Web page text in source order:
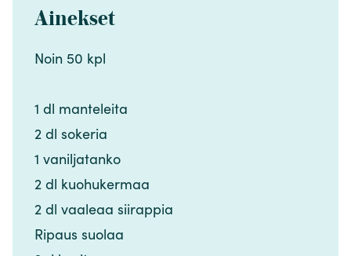
Ainekset
Noin 50 kpl​​​​‌ ‍ ​‍​‍‌‍ ‌ ​‍‌‍‍‌‌‍‌ ‌‍‍‌‌‍ ‍​‍​‍​ ‍‍​‍​‍‌ ​ ‌‍​‌‌‍ ‍‌‍‍‌‌ ‌​‌ ‍‌​‍ ‍‌‍‍‌‌‍ ​‍​‍​‍ ​​‍​‍‌‍‍​‌ ​‍‌‍‌‌‌‍‌‍​‍​‍​ ‍‍​‍​‍‌‍‍​‌ ‌​‌ ‌​‌ ​​‌ ​ ​ ‍‍​‍ ​‍ ‌‍​ ‌‍ ‌‌ ​ ​‍ ‍‌‍​ ‌‍‌‌‌ ​‍‌ ‌‍‌‍‌‌‌ ​‍‌‍​‌​‍ ‍‌ ​ ‌‍‌‌​‍ ‌ ​​‌ ​‍‌‍ ‌‍‌​‌ ‌‌‌‍​ ‌ ‌​‌‍‍‌‌‍ ‌‍ ‍​‍ ‌‍‍‌‌‍ ‍‌ ‌​‌‍‌‌‌‍ ‍‌ ‌​​‍ ‌‍‌‌‌‍‌​‌‍‍‌‌ ‌​​‍ ‌‍ ‌‌‍ ‌‍‌​‌‍‌‌​ ‌‌ ​​‌ ​‍‌‍‌‌‌ ​ ‌‍‌‌‌‍ ‍‌ ‌​‌‍​‌‌ ‌​‌‍‍‌‌‍ ‌‍ ‍​ ‍ ‌‍‍‌‌‍‌​​ ‌‌‍‌‍​ ‌​​ ‍‌​ ‍‌​ ​ ‌‍‌​​ ‌ ‌‍‌‍​‍ ‌‌‍​‌​ ‌‌‌‍‌‌‌‍‌‍​‍ ‌​ ‌​​ ​​‌‍‌‍​ ‍​​‍ ‌​ ‍‌​ ‌‍​ ‍‌​ ‌‍​‍ ‌‌‍​‌‌‍​ ‌‍‌‌​ ‌​​ ‍‌​ ​ ​ ‌‌‌‍​ ​ ‌ ​ ​​​ ‌ ‌‍‌‍​ ‍ ‌ ‌​‌ ‍‌‌ ​​‌‍‌‌​ ‌‌ ​​‌‍​‌‌‍‌ ‌‍‌‌​ ‍ ‌ ​​‌‍​‌‌ ‌​‌‍‍​​ ‌‌‍​‍‌‍ ​‌‍ ‌‍​ ‌‍‍ ‌ ​ ​‍‌‌​ ‌‌‌​​‍‌‌ ‌‍‍ ‌‍‌‌‌ ‍‌​‍‌‌​ ​ ‌​‌​​‍‌‌​ ​ ‌​‌​​‍‌‌​ ​‍​ ​‍​ ‍‌‌‍​ ​ ​ ‌‍‌‍‌‍​‌​ ​‌‌‍‌‍​ ‌ ‌‍​‍‌‍​ ​ ​​​ ‍‌​‍‌‌​ ​‍​ ​‍​‍‌‌​ ‌‌‌​‌​​‍ ‍‌‍​ ‌‍ ‌‍ ​‌ ‌‌‌‍ ‌‌‍ ‍‌ ​ ​‍‌‌​ ‌‌‌​​‍‌‌ ‌‍‍ ‌‍‌‌‌ ‍‌​‍‌‌​ ​ ‌​‌​​‍‌‌​ ​ ‌​‌​​‍‌‌​ ​‍​ ​‍‌‍​‍​ ​‌​ ​​​ ‌‍​ ‍‌‌‍‌‍​ ‍​​ ‌ ​ ‌ ​ ​‌​ ​ ‌‍​‌​‍‌‌​ ​‍​ ​‍​‍‌‌​ ‌‌‌​‌​​‍ ‍‌‍‍‌‌ ‌​‌‍‌‌‌‍ ‌‌ ​ ​‍‌‌​ ‌‌‌​​‍​ ​​​‍‌‌​ ‌‌‌​‌​​ ‌‍​‍‌‍​‌‌ ​ ‌‍‌‌‌‌‌‌‌ ​‍‌‍ ​​ ‌‌‍‍​‌ ‌​‌ ‌​‌ ​​‌ ​ ​‍‌‌​ ​ ‌​​‌​‍‌‌​ ​‍‌​‌‍​‍‌‌​ ​‍‌​‌‍‌‍​ ‌‍ ‌‌ ​ ​‍ ‍‌‍​ ‌‍‌‌‌ ​‍‌ ‌‍‌‍‌‌‌ ​‍‌‍​‌​‍ ‍‌ ​ ‌‍‌‌​‍‌‍‌‍‍‌‌‍‌​​ ‌‌‍‌‍​ ‌​​ ‍‌​ ‍‌​ ​ ‌‍‌​​ ‌ ‌‍‌‍​‍ ‌‌‍​‌​ ‌‌‌‍‌‌‌‍‌‍​‍ ‌​ ‌​​ ​​‌‍‌‍​ ‍​​‍ ‌​ ‍‌​ ‌‍​ ‍‌​ ‌‍​‍ ‌‌‍​‌‌‍​ ‌‍‌‌​ ‌​​ ‍‌​ ​ ​ ‌‌‌‍​ ​ ‌ ​ ​​​ ‌ ‌‍‌‍​‍‌‍‌ ‌​‌ ‍‌‌ ​​‌‍‌‌​ ‌‌ ​​‌‍​‌‌‍‌ ‌‍‌‌​‍‌‍‌ ​​‌‍​‌‌ ‌​‌‍‍​​ ‌‌‍​‍‌‍ ​‌‍ ‌‍​ ‌‍‍ ‌ ​ ​‍‌‌​ ‌‌‌​​‍‌‌ ‌‍‍ ‌‍‌‌‌ ‍‌​‍‌‌​ ​ ‌​‌​​‍‌‌​ ​ ‌​‌​​‍‌‌​ ​‍​ ​‍​ ‍‌‌‍​ ​ ​ ‌‍‌‍‌‍​‌​ ​‌‌‍‌‍​ ‌ ‌‍​‍‌‍​ ​ ​​​ ‍‌​‍‌‌​ ​‍​ ​‍​‍‌‌​ ‌‌‌​‌​​‍ ‍‌‍​ ‌‍ ‌‍ ​‌ ‌‌‌‍ ‌‌‍ ‍‌ ​ ​‍‌‌​ ‌‌‌​​‍‌‌ ‌‍‍ ‌‍‌‌‌ ‍‌​‍‌‌​ ​ ‌​‌​​‍‌‌​ ​ ‌​‌​​‍‌‌​ ​‍​ ​‍‌‍​‍​ ​‌​ ​​​ ‌‍​ ‍‌‌‍‌‍​ ‍​​ ‌ ​ ‌ ​ ​‌​ ​ ‌‍​‌​‍‌‌​ ​‍​ ​‍​‍‌‌​ ‌‌‌​‌​​‍ ‍‌‍‍‌‌ ‌​‌‍‌‌‌‍ ‌‌ ​ ​‍‌‌​ ‌‌‌​​‍​ ​​​‍‌‌​ ‌‌‌​‌​​‍‌‍‌ ‌ ‌‍ ‌ ​‍‌‍‍ ‌ ​ ‌ ​​‌‍​‌‌‍​ ‌‍‌‌​ ‌‌ ​​‌ ​‍‌‍ ‌‍‌​‌ ‌‌‌‍​ ‌ ‌​‌‍‍‌‌‍ ‌‍ ‍​‍‌‍‌ ​​‌‍‌‌‌ ​‍‌ ​ ‌ ​​‌‍‌‌‌‍​ ‌ ‌​‌‍‍‌‌ ‌‍‌‍‌‌​ ‌‌ ​​‌ ‌‌‌‍​‍‌‍ ​‌‍‍‌‌ ​ ‌‍‍​‌‍‌‌‌‍‌​​‍​‍‌ ‌
1 dl manteleita​​​​‌ ‍ ​‍​‍‌‍ ‌ ​‍‌‍‍‌‌‍‌ ‌‍‍‌‌‍ ‍​‍​‍​ ‍‍​‍​‍‌ ​ ‌‍​‌‌‍ ‍‌‍‍‌‌ ‌​‌ ‍‌​‍ ‍‌‍‍‌‌‍ ​‍​‍​‍ ​​‍​‍‌‍‍​‌ ​‍‌‍‌‌‌‍‌‍​‍​‍​ ‍‍​‍​‍‌‍‍​‌ ‌​‌ ‌​‌ ​​‌ ​ ​ ‍‍​‍ ​‍ ‌‍​ ‌‍ ‌‌ ​ ​‍ ‍‌‍​ ‌‍‌‌‌ ​‍‌ ‌‍‌‍‌‌‌ ​‍‌‍​‌​‍ ‍‌ ​ ‌‍‌‌​‍ ‌ ​​‌ ​‍‌‍ ‌‍‌​‌ ‌‌‌‍​ ‌ ‌​‌‍‍‌‌‍ ‌‍ ‍​‍ ‌‍‍‌‌‍ ‍‌ ‌​‌‍‌‌‌‍ ‍‌ ‌​​‍ ‌‍‌‌‌‍‌​‌‍‍‌‌ ‌​​‍ ‌‍ ‌‌‍ ‌‍‌​‌‍‌‌​ ‌‌ ​​‌ ​‍‌‍‌‌‌ ​ ‌‍‌‌‌‍ ‍‌ ‌​‌‍​‌‌ ‌​‌‍‍‌‌‍ ‌‍ ‍​ ‍ ‌‍‍‌‌‍‌​​ ‌‌‍‌‍​ ‌​​ ‍‌​ ‍‌​ ​ ‌‍‌​​ ‌ ‌‍‌‍​‍ ‌‌‍​‌​ ‌‌‌‍‌‌‌‍‌‍​‍ ‌​ ‌​​ ​​‌‍‌‍​ ‍​​‍ ‌​ ‍‌​ ‌‍​ ‍‌​ ‌‍​‍ ‌‌‍​‌‌‍​ ‌‍‌‌​ ‌​​ ‍‌​ ​ ​ ‌‌‌‍​ ​ ‌ ​ ​​​ ‌ ‌‍‌‍​ ‍ ‌ ‌​‌ ‍‌‌ ​​‌‍‌‌​ ‌‌ ​​‌‍​‌‌‍‌ ‌‍‌‌​ ‍ ‌ ​​‌‍​‌‌ ‌​‌‍‍​​ ‌‌‍​‍‌‍ ​‌‍ ‌‍​ ‌‍‍ ‌ ​ ​‍‌‌​ ‌‌‌​​‍‌‌ ‌‍‍ ‌‍‌‌‌ ‍‌​‍‌‌​ ​ ‌​‌​​‍‌‌​ ​ ‌​‌​​‍‌‌​ ​‍​ ​‍​ ‍‌‌‍​ ​ ​ ‌‍‌‍‌‍​‌​ ​‌‌‍‌‍​ ‌ ‌‍​‍‌‍​ ​ ​​​ ‍‌​‍‌‌​ ​‍​ ​‍​‍‌‌​ ‌‌‌​‌​​‍ ‍‌‍​ ‌‍ ‌‍ ​‌ ‌‌‌‍ ‌‌‍ ‍‌ ​ ​‍‌‌​ ‌‌‌​​‍‌‌ ‌‍‍ ‌‍‌‌‌ ‍‌​‍‌‌​ ​ ‌​‌​​‍‌‌​ ​ ‌​‌​​‍‌‌​ ​‍​ ​‍‌‍​‍​ ​‌​ ​​​ ‌‍​ ‍‌‌‍‌‍​ ‍​​ ‌ ​ ‌ ​ ​‌​ ​ ‌‍​‌​‍‌‌​ ​‍​ ​‍​‍‌‌​ ‌‌‌​‌​​‍ ‍‌‍‍‌‌ ‌​‌‍‌‌‌‍ ‌‌ ​ ​‍‌‌​ ‌‌‌​​‍​ ​‍​‍‌‌​ ‌‌‌​‌​​ ‌‍​‍‌‍​‌‌ ​ ‌‍‌‌‌‌‌‌‌ ​‍‌‍ ​​ ‌‌‍‍​‌ ‌​‌ ‌​‌ ​​‌ ​ ​‍‌‌​ ​ ‌​​‌​‍‌‌​ ​‍‌​‌‍​‍‌‌​ ​‍‌​‌‍‌‍​ ‌‍ ‌‌ ​ ​‍ ‍‌‍​ ‌‍‌‌‌ ​‍‌ ‌‍‌‍‌‌‌ ​‍‌‍​‌​‍ ‍‌ ​ ‌‍‌‌​‍‌‍‌‍‍‌‌‍‌​​ ‌‌‍‌‍​ ‌​​ ‍‌​ ‍‌​ ​ ‌‍‌​​ ‌ ‌‍‌‍​‍ ‌‌‍​‌​ ‌‌‌‍‌‌‌‍‌‍​‍ ‌​ ‌​​ ​​‌‍‌‍​ ‍​​‍ ‌​ ‍‌​ ‌‍​ ‍‌​ ‌‍​‍ ‌‌‍​‌‌‍​ ‌‍‌‌​ ‌​​ ‍‌​ ​ ​ ‌‌‌‍​ ​ ‌ ​ ​​​ ‌ ‌‍‌‍​‍‌‍‌ ‌​‌ ‍‌‌ ​​‌‍‌‌​ ‌‌ ​​‌‍​‌‌‍‌ ‌‍‌‌​‍‌‍‌ ​​‌‍​‌‌ ‌​‌‍‍​​ ‌‌‍​‍‌‍ ​‌‍ ‌‍​ ‌‍‍ ‌ ​ ​‍‌‌​ ‌‌‌​​‍‌‌ ‌‍‍ ‌‍‌‌‌ ‍‌​‍‌‌​ ​ ‌​‌​​‍‌‌​ ​ ‌​‌​​‍‌‌​ ​‍​ ​‍​ ‍‌‌‍​ ​ ​ ‌‍‌‍‌‍​‌​ ​‌‌‍‌‍​ ‌ ‌‍​‍‌‍​ ​ ​​​ ‍‌​‍‌‌​ ​‍​ ​‍​‍‌‌​ ‌‌‌​‌​​‍ ‍‌‍​ ‌‍ ‌‍ ​‌ ‌‌‌‍ ‌‌‍ ‍‌ ​ ​‍‌‌​ ‌‌‌​​‍‌‌ ‌‍‍ ‌‍‌‌‌ ‍‌​‍‌‌​ ​ ‌​‌​​‍‌‌​ ​ ‌​‌​​‍‌‌​ ​‍​ ​‍‌‍​‍​ ​‌​ ​​​ ‌‍​ ‍‌‌‍‌‍​ ‍​​ ‌ ​ ‌ ​ ​‌​ ​ ‌‍​‌​‍‌‌​ ​‍​ ​‍​‍‌‌​ ‌‌‌​‌​​‍ ‍‌‍‍‌‌ ‌​‌‍‌‌‌‍ ‌‌ ​ ​‍‌‌​ ‌‌‌​​‍​ ​‍​‍‌‌​ ‌‌‌​‌​​‍‌‍‌ ‌ ‌‍ ‌ ​‍‌‍‍ ‌ ​ ‌ ​​‌‍​‌‌‍​ ‌‍‌‌​ ‌‌ ​​‌ ​‍‌‍ ‌‍‌​‌ ‌‌‌‍​ ‌ ‌​‌‍‍‌‌‍ ‌‍ ‍​‍‌‍‌ ​​‌‍‌‌‌ ​‍‌ ​ ‌ ​​‌‍‌‌‌‍​ ‌ ‌​‌‍‍‌‌ ‌‍‌‍‌‌​ ‌‌ ​​‌ ‌‌‌‍​‍‌‍ ​‌‍‍‌‌ ​ ‌‍‍​‌‍‌‌‌‍‌​​‍​‍‌ ‌
2 dl sokeria​​​​‌ ‍ ​‍​‍‌‍ ‌ ​‍‌‍‍‌‌‍‌ ‌‍‍‌‌‍ ‍​‍​‍​ ‍‍​‍​‍‌ ​ ‌‍​‌‌‍ ‍‌‍‍‌‌ ‌​‌ ‍‌​‍ ‍‌‍‍‌‌‍ ​‍​‍​‍ ​​‍​‍‌‍‍​‌ ​‍‌‍‌‌‌‍‌‍​‍​‍​ ‍‍​‍​‍‌‍‍​‌ ‌​‌ ‌​‌ ​​‌ ​ ​ ‍‍​‍ ​‍ ‌‍​ ‌‍ ‌‌ ​ ​‍ ‍‌‍​ ‌‍‌‌‌ ​‍‌ ‌‍‌‍‌‌‌ ​‍‌‍​‌​‍ ‍‌ ​ ‌‍‌‌​‍ ‌ ​​‌ ​‍‌‍ ‌‍‌​‌ ‌‌‌‍​ ‌ ‌​‌‍‍‌‌‍ ‌‍ ‍​‍ ‌‍‍‌‌‍ ‍‌ ‌​‌‍‌‌‌‍ ‍‌ ‌​​‍ ‌‍‌‌‌‍‌​‌‍‍‌‌ ‌​​‍ ‌‍ ‌‌‍ ‌‍‌​‌‍‌‌​ ‌‌ ​​‌ ​‍‌‍‌‌‌ ​ ‌‍‌‌‌‍ ‍‌ ‌​‌‍​‌‌ ‌​‌‍‍‌‌‍ ‌‍ ‍​ ‍ ‌‍‍‌‌‍‌​​ ‌‌‍‌‍​ ‌​​ ‍‌​ ‍‌​ ​ ‌‍‌​​ ‌ ‌‍‌‍​‍ ‌‌‍​‌​ ‌‌‌‍‌‌‌‍‌‍​‍ ‌​ ‌​​ ​​‌‍‌‍​ ‍​​‍ ‌​ ‍‌​ ‌‍​ ‍‌​ ‌‍​‍ ‌‌‍​‌‌‍​ ‌‍‌‌​ ‌​​ ‍‌​ ​ ​ ‌‌‌‍​ ​ ‌ ​ ​​​ ‌ ‌‍‌‍​ ‍ ‌ ‌​‌ ‍‌‌ ​​‌‍‌‌​ ‌‌ ​​‌‍​‌‌‍‌ ‌‍‌‌​ ‍ ‌ ​​‌‍​‌‌ ‌​‌‍‍​​ ‌‌‍​‍‌‍ ​‌‍ ‌‍​ ‌‍‍ ‌ ​ ​‍‌‌​ ‌‌‌​​‍‌‌ ‌‍‍ ‌‍‌‌‌ ‍‌​‍‌‌​ ​ ‌​‌​​‍‌‌​ ​ ‌​‌​​‍‌‌​ ​‍​ ​‍​ ‍‌‌‍​ ​ ​ ‌‍‌‍‌‍​‌​ ​‌‌‍‌‍​ ‌ ‌‍​‍‌‍​ ​ ​​​ ‍‌​‍‌‌​ ​‍​ ​‍​‍‌‌​ ‌‌‌​‌​​‍ ‍‌‍​ ‌‍ ‌‍ ​‌ ‌‌‌‍ ‌‌‍ ‍‌ ​ ​‍‌‌​ ‌‌‌​​‍‌‌ ‌‍‍ ‌‍‌‌‌ ‍‌​‍‌‌​ ​ ‌​‌​​‍‌‌​ ​ ‌​‌​​‍‌‌​ ​‍​ ​‍‌‍​‍​ ​‌​ ​​​ ‌‍​ ‍‌‌‍‌‍​ ‍​​ ‌ ​ ‌ ​ ​‌​ ​ ‌‍​‌​‍‌‌​ ​‍​ ​‍​‍‌‌​ ‌‌‌​‌​​‍ ‍‌‍‍‌‌ ‌​‌‍‌‌‌‍ ‌‌ ​ ​‍‌‌​ ‌‌‌​​‍​ ​ ​‍‌‌​ ‌‌‌​‌​​ ‌‍​‍‌‍​‌‌ ​ ‌‍‌‌‌‌‌‌‌ ​‍‌‍ ​​ ‌‌‍‍​‌ ‌​‌ ‌​‌ ​​‌ ​ ​‍‌‌​ ​ ‌​​‌​‍‌‌​ ​‍‌​‌‍​‍‌‌​ ​‍‌​‌‍‌‍​ ‌‍ ‌‌ ​ ​‍ ‍‌‍​ ‌‍‌‌‌ ​‍‌ ‌‍‌‍‌‌‌ ​‍‌‍​‌​‍ ‍‌ ​ ‌‍‌‌​‍‌‍‌‍‍‌‌‍‌​​ ‌‌‍‌‍​ ‌​​ ‍‌​ ‍‌​ ​ ‌‍‌​​ ‌ ‌‍‌‍​‍ ‌‌‍​‌​ ‌‌‌‍‌‌‌‍‌‍​‍ ‌​ ‌​​ ​​‌‍‌‍​ ‍​​‍ ‌​ ‍‌​ ‌‍​ ‍‌​ ‌‍​‍ ‌‌‍​‌‌‍​ ‌‍‌‌​ ‌​​ ‍‌​ ​ ​ ‌‌‌‍​ ​ ‌ ​ ​​​ ‌ ‌‍‌‍​‍‌‍‌ ‌​‌ ‍‌‌ ​​‌‍‌‌​ ‌‌ ​​‌‍​‌‌‍‌ ‌‍‌‌​‍‌‍‌ ​​‌‍​‌‌ ‌​‌‍‍​​ ‌‌‍​‍‌‍ ​‌‍ ‌‍​ ‌‍‍ ‌ ​ ​‍‌‌​ ‌‌‌​​‍‌‌ ‌‍‍ ‌‍‌‌‌ ‍‌​‍‌‌​ ​ ‌​‌​​‍‌‌​ ​ ‌​‌​​‍‌‌​ ​‍​ ​‍​ ‍‌‌‍​ ​ ​ ‌‍‌‍‌‍​‌​ ​‌‌‍‌‍​ ‌ ‌‍​‍‌‍​ ​ ​​​ ‍‌​‍‌‌​ ​‍​ ​‍​‍‌‌​ ‌‌‌​‌​​‍ ‍‌‍​ ‌‍ ‌‍ ​‌ ‌‌‌‍ ‌‌‍ ‍‌ ​ ​‍‌‌​ ‌‌‌​​‍‌‌ ‌‍‍ ‌‍‌‌‌ ‍‌​‍‌‌​ ​ ‌​‌​​‍‌‌​ ​ ‌​‌​​‍‌‌​ ​‍​ ​‍‌‍​‍​ ​‌​ ​​​ ‌‍​ ‍‌‌‍‌‍​ ‍​​ ‌ ​ ‌ ​ ​‌​ ​ ‌‍​‌​‍‌‌​ ​‍​ ​‍​‍‌‌​ ‌‌‌​‌​​‍ ‍‌‍‍‌‌ ‌​‌‍‌‌‌‍ ‌‌ ​ ​‍‌‌​ ‌‌‌​​‍​ ​ ​‍‌‌​ ‌‌‌​‌​​‍‌‍‌ ‌ ‌‍ ‌ ​‍‌‍‍ ‌ ​ ‌ ​​‌‍​‌‌‍​ ‌‍‌‌​ ‌‌ ​​‌ ​‍‌‍ ‌‍‌​‌ ‌‌‌‍​ ‌ ‌​‌‍‍‌‌‍ ‌‍ ‍​‍‌‍‌ ​​‌‍‌‌‌ ​‍‌ ​ ‌ ​​‌‍‌‌‌‍​ ‌ ‌​‌‍‍‌‌ ‌‍‌‍‌‌​ ‌‌ ​​‌ ‌‌‌‍​‍‌‍ ​‌‍‍‌‌ ​ ‌‍‍​‌‍‌‌‌‍‌​​‍​‍‌ ‌
1 vaniljatanko​​​​‌ ‍ ​‍​‍‌‍ ‌ ​‍‌‍‍‌‌‍‌ ‌‍‍‌‌‍ ‍​‍​‍​ ‍‍​‍​‍‌ ​ ‌‍​‌‌‍ ‍‌‍‍‌‌ ‌​‌ ‍‌​‍ ‍‌‍‍‌‌‍ ​‍​‍​‍ ​​‍​‍‌‍‍​‌ ​‍‌‍‌‌‌‍‌‍​‍​‍​ ‍‍​‍​‍‌‍‍​‌ ‌​‌ ‌​‌ ​​‌ ​ ​ ‍‍​‍ ​‍ ‌‍​ ‌‍ ‌‌ ​ ​‍ ‍‌‍​ ‌‍‌‌‌ ​‍‌ ‌‍‌‍‌‌‌ ​‍‌‍​‌​‍ ‍‌ ​ ‌‍‌‌​‍ ‌ ​​‌ ​‍‌‍ ‌‍‌​‌ ‌‌‌‍​ ‌ ‌​‌‍‍‌‌‍ ‌‍ ‍​‍ ‌‍‍‌‌‍ ‍‌ ‌​‌‍‌‌‌‍ ‍‌ ‌​​‍ ‌‍‌‌‌‍‌​‌‍‍‌‌ ‌​​‍ ‌‍ ‌‌‍ ‌‍‌​‌‍‌‌​ ‌‌ ​​‌ ​‍‌‍‌‌‌ ​ ‌‍‌‌‌‍ ‍‌ ‌​‌‍​‌‌ ‌​‌‍‍‌‌‍ ‌‍ ‍​ ‍ ‌‍‍‌‌‍‌​​ ‌‌‍‌‍​ ‌​​ ‍‌​ ‍‌​ ​ ‌‍‌​​ ‌ ‌‍‌‍​‍ ‌‌‍​‌​ ‌‌‌‍‌‌‌‍‌‍​‍ ‌​ ‌​​ ​​‌‍‌‍​ ‍​​‍ ‌​ ‍‌​ ‌‍​ ‍‌​ ‌‍​‍ ‌‌‍​‌‌‍​ ‌‍‌‌​ ‌​​ ‍‌​ ​ ​ ‌‌‌‍​ ​ ‌ ​ ​​​ ‌ ‌‍‌‍​ ‍ ‌ ‌​‌ ‍‌‌ ​​‌‍‌‌​ ‌‌ ​​‌‍​‌‌‍‌ ‌‍‌‌​ ‍ ‌ ​​‌‍​‌‌ ‌​‌‍‍​​ ‌‌‍​‍‌‍ ​‌‍ ‌‍​ ‌‍‍ ‌ ​ ​‍‌‌​ ‌‌‌​​‍‌‌ ‌‍‍ ‌‍‌‌‌ ‍‌​‍‌‌​ ​ ‌​‌​​‍‌‌​ ​ ‌​‌​​‍‌‌​ ​‍​ ​‍​ ‍‌‌‍​ ​ ​ ‌‍‌‍‌‍​‌​ ​‌‌‍‌‍​ ‌ ‌‍​‍‌‍​ ​ ​​​ ‍‌​‍‌‌​ ​‍​ ​‍​‍‌‌​ ‌‌‌​‌​​‍ ‍‌‍​ ‌‍ ‌‍ ​‌ ‌‌‌‍ ‌‌‍ ‍‌ ​ ​‍‌‌​ ‌‌‌​​‍‌‌ ‌‍‍ ‌‍‌‌‌ ‍‌​‍‌‌​ ​ ‌​‌​​‍‌‌​ ​ ‌​‌​​‍‌‌​ ​‍​ ​‍‌‍​‍​ ​‌​ ​​​ ‌‍​ ‍‌‌‍‌‍​ ‍​​ ‌ ​ ‌ ​ ​‌​ ​ ‌‍​‌​‍‌‌​ ​‍​ ​‍​‍‌‌​ ‌‌‌​‌​​‍ ‍‌‍‍‌‌ ‌​‌‍‌‌‌‍ ‌‌ ​ ​‍‌‌​ ‌‌‌​​‍​ ‌​​‍‌‌​ ‌‌‌​‌​​ ‌‍​‍‌‍​‌‌ ​ ‌‍‌‌‌‌‌‌‌ ​‍‌‍ ​​ ‌‌‍‍​‌ ‌​‌ ‌​‌ ​​‌ ​ ​‍‌‌​ ​ ‌​​‌​‍‌‌​ ​‍‌​‌‍​‍‌‌​ ​‍‌​‌‍‌‍​ ‌‍ ‌‌ ​ ​‍ ‍‌‍​ ‌‍‌‌‌ ​‍‌ ‌‍‌‍‌‌‌ ​‍‌‍​‌​‍ ‍‌ ​ ‌‍‌‌​‍‌‍‌‍‍‌‌‍‌​​ ‌‌‍‌‍​ ‌​​ ‍‌​ ‍‌​ ​ ‌‍‌​​ ‌ ‌‍‌‍​‍ ‌‌‍​‌​ ‌‌‌‍‌‌‌‍‌‍​‍ ‌​ ‌​​ ​​‌‍‌‍​ ‍​​‍ ‌​ ‍‌​ ‌‍​ ‍‌​ ‌‍​‍ ‌‌‍​‌‌‍​ ‌‍‌‌​ ‌​​ ‍‌​ ​ ​ ‌‌‌‍​ ​ ‌ ​ ​​​ ‌ ‌‍‌‍​‍‌‍‌ ‌​‌ ‍‌‌ ​​‌‍‌‌​ ‌‌ ​​‌‍​‌‌‍‌ ‌‍‌‌​‍‌‍‌ ​​‌‍​‌‌ ‌​‌‍‍​​ ‌‌‍​‍‌‍ ​‌‍ ‌‍​ ‌‍‍ ‌ ​ ​‍‌‌​ ‌‌‌​​‍‌‌ ‌‍‍ ‌‍‌‌‌ ‍‌​‍‌‌​ ​ ‌​‌​​‍‌‌​ ​ ‌​‌​​‍‌‌​ ​‍​ ​‍​ ‍‌‌‍​ ​ ​ ‌‍‌‍‌‍​‌​ ​‌‌‍‌‍​ ‌ ‌‍​‍‌‍​ ​ ​​​ ‍‌​‍‌‌​ ​‍​ ​‍​‍‌‌​ ‌‌‌​‌​​‍ ‍‌‍​ ‌‍ ‌‍ ​‌ ‌‌‌‍ ‌‌‍ ‍‌ ​ ​‍‌‌​ ‌‌‌​​‍‌‌ ‌‍‍ ‌‍‌‌‌ ‍‌​‍‌‌​ ​ ‌​‌​​‍‌‌​ ​ ‌​‌​​‍‌‌​ ​‍​ ​‍‌‍​‍​ ​‌​ ​​​ ‌‍​ ‍‌‌‍‌‍​ ‍​​ ‌ ​ ‌ ​ ​‌​ ​ ‌‍​‌​‍‌‌​ ​‍​ ​‍​‍‌‌​ ‌‌‌​‌​​‍ ‍‌‍‍‌‌ ‌​‌‍‌‌‌‍ ‌‌ ​ ​‍‌‌​ ‌‌‌​​‍​ ‌​​‍‌‌​ ‌‌‌​‌​​‍‌‍‌ ‌ ‌‍ ‌ ​‍‌‍‍ ‌ ​ ‌ ​​‌‍​‌‌‍​ ‌‍‌‌​ ‌‌ ​​‌ ​‍‌‍ ‌‍‌​‌ ‌‌‌‍​ ‌ ‌​‌‍‍‌‌‍ ‌‍ ‍​‍‌‍‌ ​​‌‍‌‌‌ ​‍‌ ​ ‌ ​​‌‍‌‌‌‍​ ‌ ‌​‌‍‍‌‌ ‌‍‌‍‌‌​ ‌‌ ​​‌ ‌‌‌‍​‍‌‍ ​‌‍‍‌‌ ​ ‌‍‍​‌‍‌‌‌‍‌​​‍​‍‌ ‌
2 dl kuohukermaa​​​​‌ ‍ ​‍​‍‌‍ ‌ ​‍‌‍‍‌‌‍‌ ‌‍‍‌‌‍ ‍​‍​‍​ ‍‍​‍​‍‌ ​ ‌‍​‌‌‍ ‍‌‍‍‌‌ ‌​‌ ‍‌​‍ ‍‌‍‍‌‌‍ ​‍​‍​‍ ​​‍​‍‌‍‍​‌ ​‍‌‍‌‌‌‍‌‍​‍​‍​ ‍‍​‍​‍‌‍‍​‌ ‌​‌ ‌​‌ ​​‌ ​ ​ ‍‍​‍ ​‍ ‌‍​ ‌‍ ‌‌ ​ ​‍ ‍‌‍​ ‌‍‌‌‌ ​‍‌ ‌‍‌‍‌‌‌ ​‍‌‍​‌​‍ ‍‌ ​ ‌‍‌‌​‍ ‌ ​​‌ ​‍‌‍ ‌‍‌​‌ ‌‌‌‍​ ‌ ‌​‌‍‍‌‌‍ ‌‍ ‍​‍ ‌‍‍‌‌‍ ‍‌ ‌​‌‍‌‌‌‍ ‍‌ ‌​​‍ ‌‍‌‌‌‍‌​‌‍‍‌‌ ‌​​‍ ‌‍ ‌‌‍ ‌‍‌​‌‍‌‌​ ‌‌ ​​‌ ​‍‌‍‌‌‌ ​ ‌‍‌‌‌‍ ‍‌ ‌​‌‍​‌‌ ‌​‌‍‍‌‌‍ ‌‍ ‍​ ‍ ‌‍‍‌‌‍‌​​ ‌‌‍‌‍​ ‌​​ ‍‌​ ‍‌​ ​ ‌‍‌​​ ‌ ‌‍‌‍​‍ ‌‌‍​‌​ ‌‌‌‍‌‌‌‍‌‍​‍ ‌​ ‌​​ ​​‌‍‌‍​ ‍​​‍ ‌​ ‍‌​ ‌‍​ ‍‌​ ‌‍​‍ ‌‌‍​‌‌‍​ ‌‍‌‌​ ‌​​ ‍‌​ ​ ​ ‌‌‌‍​ ​ ‌ ​ ​​​ ‌ ‌‍‌‍​ ‍ ‌ ‌​‌ ‍‌‌ ​​‌‍‌‌​ ‌‌ ​​‌‍​‌‌‍‌ ‌‍‌‌​ ‍ ‌ ​​‌‍​‌‌ ‌​‌‍‍​​ ‌‌‍​‍‌‍ ​‌‍ ‌‍​ ‌‍‍ ‌ ​ ​‍‌‌​ ‌‌‌​​‍‌‌ ‌‍‍ ‌‍‌‌‌ ‍‌​‍‌‌​ ​ ‌​‌​​‍‌‌​ ​ ‌​‌​​‍‌‌​ ​‍​ ​‍​ ‍‌‌‍​ ​ ​ ‌‍‌‍‌‍​‌​ ​‌‌‍‌‍​ ‌ ‌‍​‍‌‍​ ​ ​​​ ‍‌​‍‌‌​ ​‍​ ​‍​‍‌‌​ ‌‌‌​‌​​‍ ‍‌‍​ ‌‍ ‌‍ ​‌ ‌‌‌‍ ‌‌‍ ‍‌ ​ ​‍‌‌​ ‌‌‌​​‍‌‌ ‌‍‍ ‌‍‌‌‌ ‍‌​‍‌‌​ ​ ‌​‌​​‍‌‌​ ​ ‌​‌​​‍‌‌​ ​‍​ ​‍‌‍​‍​ ​‌​ ​​​ ‌‍​ ‍‌‌‍‌‍​ ‍​​ ‌ ​ ‌ ​ ​‌​ ​ ‌‍​‌​‍‌‌​ ​‍​ ​‍​‍‌‌​ ‌‌‌​‌​​‍ ‍‌‍‍‌‌ ‌​‌‍‌‌‌‍ ‌‌ ​ ​‍‌‌​ ‌‌‌​​‍​ ‌‌​‍‌‌​ ‌‌‌​‌​​ ‌‍​‍‌‍​‌‌ ​ ‌‍‌‌‌‌‌‌‌ ​‍‌‍ ​​ ‌‌‍‍​‌ ‌​‌ ‌​‌ ​​‌ ​ ​‍‌‌​ ​ ‌​​‌​‍‌‌​ ​‍‌​‌‍​‍‌‌​ ​‍‌​‌‍‌‍​ ‌‍ ‌‌ ​ ​‍ ‍‌‍​ ‌‍‌‌‌ ​‍‌ ‌‍‌‍‌‌‌ ​‍‌‍​‌​‍ ‍‌ ​ ‌‍‌‌​‍‌‍‌‍‍‌‌‍‌​​ ‌‌‍‌‍​ ‌​​ ‍‌​ ‍‌​ ​ ‌‍‌​​ ‌ ‌‍‌‍​‍ ‌‌‍​‌​ ‌‌‌‍‌‌‌‍‌‍​‍ ‌​ ‌​​ ​​‌‍‌‍​ ‍​​‍ ‌​ ‍‌​ ‌‍​ ‍‌​ ‌‍​‍ ‌‌‍​‌‌‍​ ‌‍‌‌​ ‌​​ ‍‌​ ​ ​ ‌‌‌‍​ ​ ‌ ​ ​​​ ‌ ‌‍‌‍​‍‌‍‌ ‌​‌ ‍‌‌ ​​‌‍‌‌​ ‌‌ ​​‌‍​‌‌‍‌ ‌‍‌‌​‍‌‍‌ ​​‌‍​‌‌ ‌​‌‍‍​​ ‌‌‍​‍‌‍ ​‌‍ ‌‍​ ‌‍‍ ‌ ​ ​‍‌‌​ ‌‌‌​​‍‌‌ ‌‍‍ ‌‍‌‌‌ ‍‌​‍‌‌​ ​ ‌​‌​​‍‌‌​ ​ ‌​‌​​‍‌‌​ ​‍​ ​‍​ ‍‌‌‍​ ​ ​ ‌‍‌‍‌‍​‌​ ​‌‌‍‌‍​ ‌ ‌‍​‍‌‍​ ​ ​​​ ‍‌​‍‌‌​ ​‍​ ​‍​‍‌‌​ ‌‌‌​‌​​‍ ‍‌‍​ ‌‍ ‌‍ ​‌ ‌‌‌‍ ‌‌‍ ‍‌ ​ ​‍‌‌​ ‌‌‌​​‍‌‌ ‌‍‍ ‌‍‌‌‌ ‍‌​‍‌‌​ ​ ‌​‌​​‍‌‌​ ​ ‌​‌​​‍‌‌​ ​‍​ ​‍‌‍​‍​ ​‌​ ​​​ ‌‍​ ‍‌‌‍‌‍​ ‍​​ ‌ ​ ‌ ​ ​‌​ ​ ‌‍​‌​‍‌‌​ ​‍​ ​‍​‍‌‌​ ‌‌‌​‌​​‍ ‍‌‍‍‌‌ ‌​‌‍‌‌‌‍ ‌‌ ​ ​‍‌‌​ ‌‌‌​​‍​ ‌‌​‍‌‌​ ‌‌‌​‌​​‍‌‍‌ ‌ ‌‍ ‌ ​‍‌‍‍ ‌ ​ ‌ ​​‌‍​‌‌‍​ ‌‍‌‌​ ‌‌ ​​‌ ​‍‌‍ ‌‍‌​‌ ‌‌‌‍​ ‌ ‌​‌‍‍‌‌‍ ‌‍ ‍​‍‌‍‌ ​​‌‍‌‌‌ ​‍‌ ​ ‌ ​​‌‍‌‌‌‍​ ‌ ‌​‌‍‍‌‌ ‌‍‌‍‌‌​ ‌‌ ​​‌ ‌‌‌‍​‍‌‍ ​‌‍‍‌‌ ​ ‌‍‍​‌‍‌‌‌‍‌​​‍​‍‌ ‌
2 dl vaaleaa siirappia​​​​‌ ‍ ​‍​‍‌‍ ‌ ​‍‌‍‍‌‌‍‌ ‌‍‍‌‌‍ ‍​‍​‍​ ‍‍​‍​‍‌ ​ ‌‍​‌‌‍ ‍‌‍‍‌‌ ‌​‌ ‍‌​‍ ‍‌‍‍‌‌‍ ​‍​‍​‍ ​​‍​‍‌‍‍​‌ ​‍‌‍‌‌‌‍‌‍​‍​‍​ ‍‍​‍​‍‌‍‍​‌ ‌​‌ ‌​‌ ​​‌ ​ ​ ‍‍​‍ ​‍ ‌‍​ ‌‍ ‌‌ ​ ​‍ ‍‌‍​ ‌‍‌‌‌ ​‍‌ ‌‍‌‍‌‌‌ ​‍‌‍​‌​‍ ‍‌ ​ ‌‍‌‌​‍ ‌ ​​‌ ​‍‌‍ ‌‍‌​‌ ‌‌‌‍​ ‌ ‌​‌‍‍‌‌‍ ‌‍ ‍​‍ ‌‍‍‌‌‍ ‍‌ ‌​‌‍‌‌‌‍ ‍‌ ‌​​‍ ‌‍‌‌‌‍‌​‌‍‍‌‌ ‌​​‍ ‌‍ ‌‌‍ ‌‍‌​‌‍‌‌​ ‌‌ ​​‌ ​‍‌‍‌‌‌ ​ ‌‍‌‌‌‍ ‍‌ ‌​‌‍​‌‌ ‌​‌‍‍‌‌‍ ‌‍ ‍​ ‍ ‌‍‍‌‌‍‌​​ ‌‌‍‌‍​ ‌​​ ‍‌​ ‍‌​ ​ ‌‍‌​​ ‌ ‌‍‌‍​‍ ‌‌‍​‌​ ‌‌‌‍‌‌‌‍‌‍​‍ ‌​ ‌​​ ​​‌‍‌‍​ ‍​​‍ ‌​ ‍‌​ ‌‍​ ‍‌​ ‌‍​‍ ‌‌‍​‌‌‍​ ‌‍‌‌​ ‌​​ ‍‌​ ​ ​ ‌‌‌‍​ ​ ‌ ​ ​​​ ‌ ‌‍‌‍​ ‍ ‌ ‌​‌ ‍‌‌ ​​‌‍‌‌​ ‌‌ ​​‌‍​‌‌‍‌ ‌‍‌‌​ ‍ ‌ ​​‌‍​‌‌ ‌​‌‍‍​​ ‌‌‍​‍‌‍ ​‌‍ ‌‍​ ‌‍‍ ‌ ​ ​‍‌‌​ ‌‌‌​​‍‌‌ ‌‍‍ ‌‍‌‌‌ ‍‌​‍‌‌​ ​ ‌​‌​​‍‌‌​ ​ ‌​‌​​‍‌‌​ ​‍​ ​‍​ ‍‌‌‍​ ​ ​ ‌‍‌‍‌‍​‌​ ​‌‌‍‌‍​ ‌ ‌‍​‍‌‍​ ​ ​​​ ‍‌​‍‌‌​ ​‍​ ​‍​‍‌‌​ ‌‌‌​‌​​‍ ‍‌‍​ ‌‍ ‌‍ ​‌ ‌‌‌‍ ‌‌‍ ‍‌ ​ ​‍‌‌​ ‌‌‌​​‍‌‌ ‌‍‍ ‌‍‌‌‌ ‍‌​‍‌‌​ ​ ‌​‌​​‍‌‌​ ​ ‌​‌​​‍‌‌​ ​‍​ ​‍‌‍​‍​ ​‌​ ​​​ ‌‍​ ‍‌‌‍‌‍​ ‍​​ ‌ ​ ‌ ​ ​‌​ ​ ‌‍​‌​‍‌‌​ ​‍​ ​‍​‍‌‌​ ‌‌‌​‌​​‍ ‍‌‍‍‌‌ ‌​‌‍‌‌‌‍ ‌‌ ​ ​‍‌‌​ ‌‌‌​​‍​ ‌‍​‍‌‌​ ‌‌‌​‌​​ ‌‍​‍‌‍​‌‌ ​ ‌‍‌‌‌‌‌‌‌ ​‍‌‍ ​​ ‌‌‍‍​‌ ‌​‌ ‌​‌ ​​‌ ​ ​‍‌‌​ ​ ‌​​‌​‍‌‌​ ​‍‌​‌‍​‍‌‌​ ​‍‌​‌‍‌‍​ ‌‍ ‌‌ ​ ​‍ ‍‌‍​ ‌‍‌‌‌ ​‍‌ ‌‍‌‍‌‌‌ ​‍‌‍​‌​‍ ‍‌ ​ ‌‍‌‌​‍‌‍‌‍‍‌‌‍‌​​ ‌‌‍‌‍​ ‌​​ ‍‌​ ‍‌​ ​ ‌‍‌​​ ‌ ‌‍‌‍​‍ ‌‌‍​‌​ ‌‌‌‍‌‌‌‍‌‍​‍ ‌​ ‌​​ ​​‌‍‌‍​ ‍​​‍ ‌​ ‍‌​ ‌‍​ ‍‌​ ‌‍​‍ ‌‌‍​‌‌‍​ ‌‍‌‌​ ‌​​ ‍‌​ ​ ​ ‌‌‌‍​ ​ ‌ ​ ​​​ ‌ ‌‍‌‍​‍‌‍‌ ‌​‌ ‍‌‌ ​​‌‍‌‌​ ‌‌ ​​‌‍​‌‌‍‌ ‌‍‌‌​‍‌‍‌ ​​‌‍​‌‌ ‌​‌‍‍​​ ‌‌‍​‍‌‍ ​‌‍ ‌‍​ ‌‍‍ ‌ ​ ​‍‌‌​ ‌‌‌​​‍‌‌ ‌‍‍ ‌‍‌‌‌ ‍‌​‍‌‌​ ​ ‌​‌​​‍‌‌​ ​ ‌​‌​​‍‌‌​ ​‍​ ​‍​ ‍‌‌‍​ ​ ​ ‌‍‌‍‌‍​‌​ ​‌‌‍‌‍​ ‌ ‌‍​‍‌‍​ ​ ​​​ ‍‌​‍‌‌​ ​‍​ ​‍​‍‌‌​ ‌‌‌​‌​​‍ ‍‌‍​ ‌‍ ‌‍ ​‌ ‌‌‌‍ ‌‌‍ ‍‌ ​ ​‍‌‌​ ‌‌‌​​‍‌‌ ‌‍‍ ‌‍‌‌‌ ‍‌​‍‌‌​ ​ ‌​‌​​‍‌‌​ ​ ‌​‌​​‍‌‌​ ​‍​ ​‍‌‍​‍​ ​‌​ ​​​ ‌‍​ ‍‌‌‍‌‍​ ‍​​ ‌ ​ ‌ ​ ​‌​ ​ ‌‍​‌​‍‌‌​ ​‍​ ​‍​‍‌‌​ ‌‌‌​‌​​‍ ‍‌‍‍‌‌ ‌​‌‍‌‌‌‍ ‌‌ ​ ​‍‌‌​ ‌‌‌​​‍​ ‌‍​‍‌‌​ ‌‌‌​‌​​‍‌‍‌ ‌ ‌‍ ‌ ​‍‌‍‍ ‌ ​ ‌ ​​‌‍​‌‌‍​ ‌‍‌‌​ ‌‌ ​​‌ ​‍‌‍ ‌‍‌​‌ ‌‌‌‍​ ‌ ‌​‌‍‍‌‌‍ ‌‍ ‍​‍‌‍‌ ​​‌‍‌‌‌ ​‍‌ ​ ‌ ​​‌‍‌‌‌‍​ ‌ ‌​‌‍‍‌‌ ‌‍‌‍‌‌​ ‌‌ ​​‌ ‌‌‌‍​‍‌‍ ​‌‍‍‌‌ ​ ‌‍‍​‌‍‌‌‌‍‌​​‍​‍‌ ‌
Ripaus suolaa ​​​​‌ ‍ ​‍​‍‌‍ ‌ ​‍‌‍‍‌‌‍‌ ‌‍‍‌‌‍ ‍​‍​‍​ ‍‍​‍​‍‌ ​ ‌‍​‌‌‍ ‍‌‍‍‌‌ ‌​‌ ‍‌​‍ ‍‌‍‍‌‌‍ ​‍​‍​‍ ​​‍​‍‌‍‍​‌ ​‍‌‍‌‌‌‍‌‍​‍​‍​ ‍‍​‍​‍‌‍‍​‌ ‌​‌ ‌​‌ ​​‌ ​ ​ ‍‍​‍ ​‍ ‌‍​ ‌‍ ‌‌ ​ ​‍ ‍‌‍​ ‌‍‌‌‌ ​‍‌ ‌‍‌‍‌‌‌ ​‍‌‍​‌​‍ ‍‌ ​ ‌‍‌‌​‍ ‌ ​​‌ ​‍‌‍ ‌‍‌​‌ ‌‌‌‍​ ‌ ‌​‌‍‍‌‌‍ ‌‍ ‍​‍ ‌‍‍‌‌‍ ‍‌ ‌​‌‍‌‌‌‍ ‍‌ ‌​​‍ ‌‍‌‌‌‍‌​‌‍‍‌‌ ‌​​‍ ‌‍ ‌‌‍ ‌‍‌​‌‍‌‌​ ‌‌ ​​‌ ​‍‌‍‌‌‌ ​ ‌‍‌‌‌‍ ‍‌ ‌​‌‍​‌‌ ‌​‌‍‍‌‌‍ ‌‍ ‍​ ‍ ‌‍‍‌‌‍‌​​ ‌‌‍‌‍​ ‌​​ ‍‌​ ‍‌​ ​ ‌‍‌​​ ‌ ‌‍‌‍​‍ ‌‌‍​‌​ ‌‌‌‍‌‌‌‍‌‍​‍ ‌​ ‌​​ ​​‌‍‌‍​ ‍​​‍ ‌​ ‍‌​ ‌‍​ ‍‌​ ‌‍​‍ ‌‌‍​‌‌‍​ ‌‍‌‌​ ‌​​ ‍‌​ ​ ​ ‌‌‌‍​ ​ ‌ ​ ​​​ ‌ ‌‍‌‍​ ‍ ‌ ‌​‌ ‍‌‌ ​​‌‍‌‌​ ‌‌ ​​‌‍​‌‌‍‌ ‌‍‌‌​ ‍ ‌ ​​‌‍​‌‌ ‌​‌‍‍​​ ‌‌‍​‍‌‍ ​‌‍ ‌‍​ ‌‍‍ ‌ ​ ​‍‌‌​ ‌‌‌​​‍‌‌ ‌‍‍ ‌‍‌‌‌ ‍‌​‍‌‌​ ​ ‌​‌​​‍‌‌​ ​ ‌​‌​​‍‌‌​ ​‍​ ​‍​ ‍‌‌‍​ ​ ​ ‌‍‌‍‌‍​‌​ ​‌‌‍‌‍​ ‌ ‌‍​‍‌‍​ ​ ​​​ ‍‌​‍‌‌​ ​‍​ ​‍​‍‌‌​ ‌‌‌​‌​​‍ ‍‌‍​ ‌‍ ‌‍ ​‌ ‌‌‌‍ ‌‌‍ ‍‌ ​ ​‍‌‌​ ‌‌‌​​‍‌‌ ‌‍‍ ‌‍‌‌‌ ‍‌​‍‌‌​ ​ ‌​‌​​‍‌‌​ ​ ‌​‌​​‍‌‌​ ​‍​ ​‍‌‍​‍​ ​‌​ ​​​ ‌‍​ ‍‌‌‍‌‍​ ‍​​ ‌ ​ ‌ ​ ​‌​ ​ ‌‍​‌​‍‌‌​ ​‍​ ​‍​‍‌‌​ ‌‌‌​‌​​‍ ‍‌‍‍‌‌ ‌​‌‍‌‌‌‍ ‌‌ ​ ​‍‌‌​ ‌‌‌​​‍​ ‌ ​‍‌‌​ ‌‌‌​‌​​ ‌‍​‍‌‍​‌‌ ​ ‌‍‌‌‌‌‌‌‌ ​‍‌‍ ​​ ‌‌‍‍​‌ ‌​‌ ‌​‌ ​​‌ ​ ​‍‌‌​ ​ ‌​​‌​‍‌‌​ ​‍‌​‌‍​‍‌‌​ ​‍‌​‌‍‌‍​ ‌‍ ‌‌ ​ ​‍ ‍‌‍​ ‌‍‌‌‌ ​‍‌ ‌‍‌‍‌‌‌ ​‍‌‍​‌​‍ ‍‌ ​ ‌‍‌‌​‍‌‍‌‍‍‌‌‍‌​​ ‌‌‍‌‍​ ‌​​ ‍‌​ ‍‌​ ​ ‌‍‌​​ ‌ ‌‍‌‍​‍ ‌‌‍​‌​ ‌‌‌‍‌‌‌‍‌‍​‍ ‌​ ‌​​ ​​‌‍‌‍​ ‍​​‍ ‌​ ‍‌​ ‌‍​ ‍‌​ ‌‍​‍ ‌‌‍​‌‌‍​ ‌‍‌‌​ ‌​​ ‍‌​ ​ ​ ‌‌‌‍​ ​ ‌ ​ ​​​ ‌ ‌‍‌‍​‍‌‍‌ ‌​‌ ‍‌‌ ​​‌‍‌‌​ ‌‌ ​​‌‍​‌‌‍‌ ‌‍‌‌​‍‌‍‌ ​​‌‍​‌‌ ‌​‌‍‍​​ ‌‌‍​‍‌‍ ​‌‍ ‌‍​ ‌‍‍ ‌ ​ ​‍‌‌​ ‌‌‌​​‍‌‌ ‌‍‍ ‌‍‌‌‌ ‍‌​‍‌‌​ ​ ‌​‌​​‍‌‌​ ​ ‌​‌​​‍‌‌​ ​‍​ ​‍​ ‍‌‌‍​ ​ ​ ‌‍‌‍‌‍​‌​ ​‌‌‍‌‍​ ‌ ‌‍​‍‌‍​ ​ ​​​ ‍‌​‍‌‌​ ​‍​ ​‍​‍‌‌​ ‌‌‌​‌​​‍ ‍‌‍​ ‌‍ ‌‍ ​‌ ‌‌‌‍ ‌‌‍ ‍‌ ​ ​‍‌‌​ ‌‌‌​​‍‌‌ ‌‍‍ ‌‍‌‌‌ ‍‌​‍‌‌​ ​ ‌​‌​​‍‌‌​ ​ ‌​‌​​‍‌‌​ ​‍​ ​‍‌‍​‍​ ​‌​ ​​​ ‌‍​ ‍‌‌‍‌‍​ ‍​​ ‌ ​ ‌ ​ ​‌​ ​ ‌‍​‌​‍‌‌​ ​‍​ ​‍​‍‌‌​ ‌‌‌​‌​​‍ ‍‌‍‍‌‌ ‌​‌‍‌‌‌‍ ‌‌ ​ ​‍‌‌​ ‌‌‌​​‍​ ‌ ​‍‌‌​ ‌‌‌​‌​​‍‌‍‌ ‌ ‌‍ ‌ ​‍‌‍‍ ‌ ​ ‌ ​​‌‍​‌‌‍​ ‌‍‌‌​ ‌‌ ​​‌ ​‍‌‍ ‌‍‌​‌ ‌‌‌‍​ ‌ ‌​‌‍‍‌‌‍ ‌‍ ‍​‍‌‍‌ ​​‌‍‌‌‌ ​‍‌ ​ ‌ ​​‌‍‌‌‌‍​ ‌ ‌​‌‍‍‌‌ ‌‍‌‍‌‌​ ‌‌ ​​‌ ‌‌‌‍​‍‌‍ ​‌‍‍‌‌ ​ ‌‍‍​‌‍‌‌‌‍‌​​‍​‍‌ ‌